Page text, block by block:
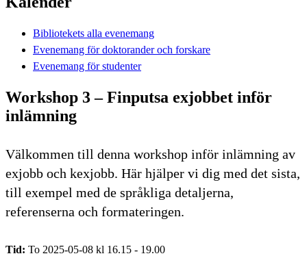
Bibliotekets alla evenemang
Evenemang för doktorander och forskare
Evenemang för studenter
Workshop 3 – Finputsa exjobbet inför
inlämning
Välkommen till denna workshop inför inlämning av
exjobb och kexjobb. Här hjälper vi dig med det sista,
till exempel med de språkliga detaljerna,
referenserna och formateringen.
Tid: To 2025-05-08 kl 16.15 - 19.00